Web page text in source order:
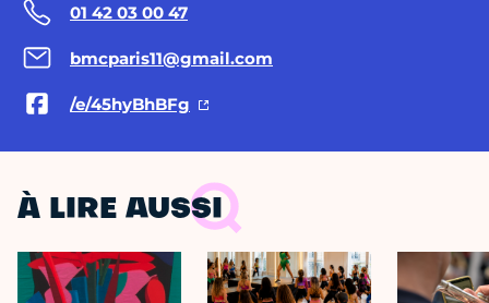
01 42 03 00 47
bmcparis11@gmail.com
/e/45hyBhBFg
À LIRE AUSSI